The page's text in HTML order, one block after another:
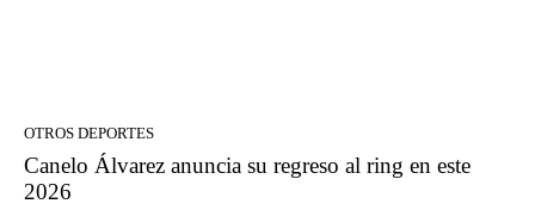
OTROS DEPORTES
Canelo Álvarez anuncia su regreso al ring en este
2026